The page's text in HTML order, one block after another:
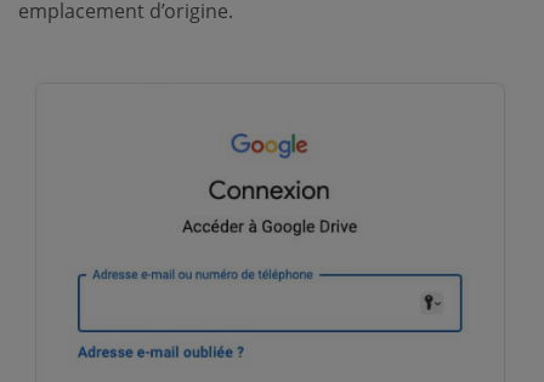
emplacement d’origine.